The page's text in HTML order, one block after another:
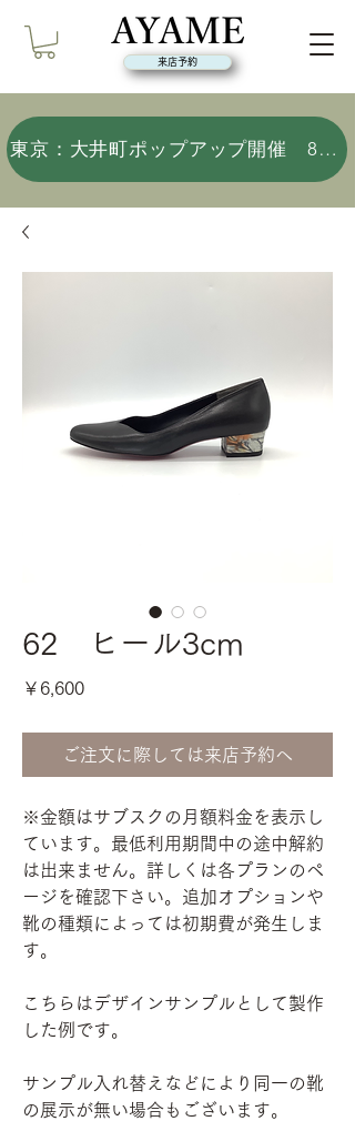
来店予約
東京：大井町ポップアップ開催 8/9(日)
62 ヒール3cm
￥6,600価
ご注文に際しては来店予約へ
※金額はサブスクの月額料金を表示し
ています。最低利用期間中の途中解約
は出来ません。詳しくは各プランのペ
ージを確認下さい。追加オプションや
靴の種類によっては初期費が発生しま
す。
こちらはデザインサンプルとして製作
した例です。
サンプル入れ替えなどにより同一の靴
の展示が無い場合もございます。